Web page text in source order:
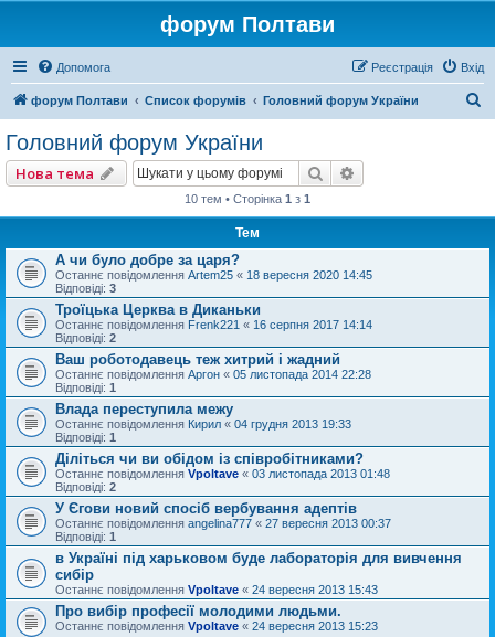
форум Полтави
Допомога Вхід
Реєстрація
форум Полтави Список форумів Головний форум України
Головний форум України
Нова тема Пошук
10 тем • Сторінка 1 з 1
Тем
А чи було добре за царя?
Останнє повідомлення Artem25 « 18 вересня 2020 14:45
Відповіді: 3
Троїцька Церква в Диканьки
Останнє повідомлення Frenk221 « 16 серпня 2017 14:14
Відповіді: 2
Ваш роботодавець теж хитрий і жадний
Останнє повідомлення Аргон « 05 листопада 2014 22:28
Відповіді: 1
Влада переступила межу
Останнє повідомлення Кирил « 04 грудня 2013 19:33
Відповіді: 1
Діліться чи ви обідом із співробітниками?
Останнє повідомлення Vpoltave « 03 листопада 2013 01:48
Відповіді: 2
У Єгови новий спосіб вербування адептів
Останнє повідомлення angelina777 « 27 вересня 2013 00:37
Відповіді: 1
в Україні під харьковом буде лабораторія для вивчення
сибір
Останнє повідомлення Vpoltave « 24 вересня 2013 15:43
Про вибір професії молодими людьми.
Останнє повідомлення Vpoltave « 24 вересня 2013 15:23